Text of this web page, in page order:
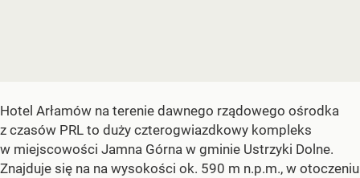
Hotel Arłamów na terenie dawnego rządowego ośrodka
z czasów PRL to duży czterogwiazdkowy kompleks
w miejscowości Jamna Górna w gminie Ustrzyki Dolne.
Znajduje się na na wysokości ok. 590 m n.p.m., w otoczeniu